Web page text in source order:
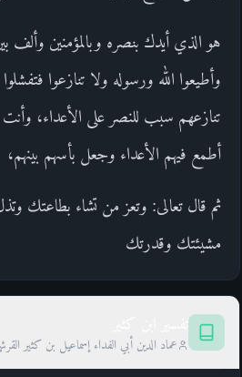
هو الذي أيدك بنصره وبالمؤمنين وألف بين
وأطيعوا الله ورسوله ولا تنازعوا
تنازعهم سبب للنصر على الأعداء،
أطمع فيهم الأعداء وجعل بأسهم بينهم،
ثم قال تعالى: وتعز من تشاء بطاعتك
مشيئتك وقدرتك
عماد الدين أبي الفداء إسماعيل بن كثير